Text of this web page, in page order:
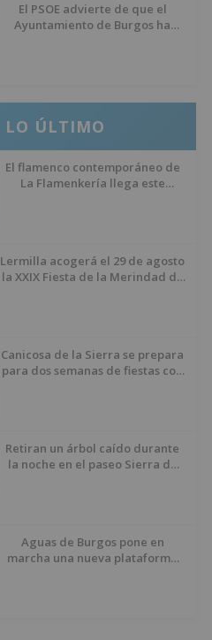
El PSOE advierte de que el
Ayuntamiento de Burgos ha
LO ÚLTIMO
El flamenco contemporáneo de
La Flamenkería llega este
Lermilla acogerá el 29 de agosto
la XXIX Fiesta de la Merindad de
Canicosa de la Sierra se prepara
para dos semanas de fiestas con
Retiran un árbol caído durante
la noche en el paseo Sierra de
Aguas de Burgos pone en
marcha una nueva plataforma